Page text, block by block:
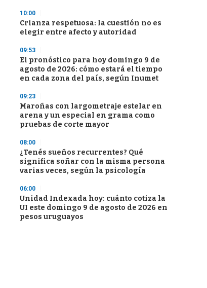
10:00
Crianza respetuosa: la cuestión no es
elegir entre afecto y autoridad
09:53
El pronóstico para hoy domingo 9 de
agosto de 2026: cómo estará el tiempo
en cada zona del país, según Inumet
09:23
Maroñas con largometraje estelar en
arena y un especial en grama como
pruebas de corte mayor
08:00
¿Tenés sueños recurrentes? Qué
significa soñar con la misma persona
varias veces, según la psicología
06:00
Unidad Indexada hoy: cuánto cotiza la
UI este domingo 9 de agosto de 2026 en
pesos uruguayos